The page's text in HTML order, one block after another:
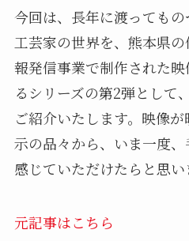
今回は、長年に渡っても
工芸家の世界を、熊本県
報発信事業で制作された
るシリーズの第2弾として
ご紹介いたします。映像
示の品々から、いま一度
感じていただけたらと思い
元記事はこちら